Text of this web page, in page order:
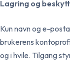
Lagring og
Kun navn og e-
brukerens
og i hvile. Tilgang